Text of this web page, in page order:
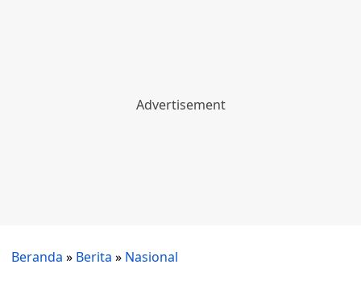
Beranda » Berita » Nasional